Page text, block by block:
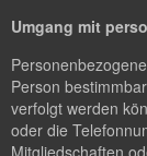
Umgang mit
Person
verfolgt werden
oder die
Mitgliedschaften